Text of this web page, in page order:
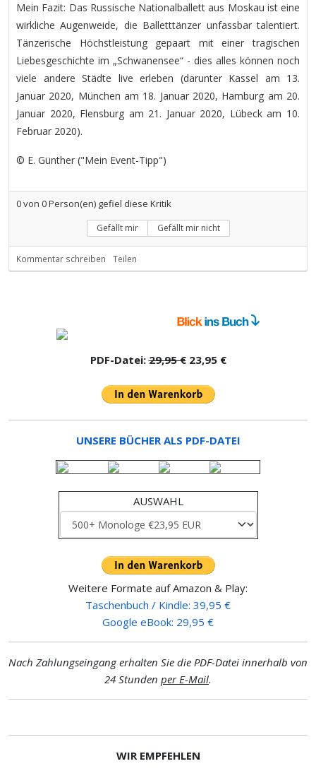
Mein Fazit: Das Russische Nationalballett aus Moskau ist eine
wirkliche Augenweide, die Balletttänzer unfassbar talentiert.
Tänzerische Höchstleistung gepaart mit einer tragischen
Liebesgeschichte im „Schwanensee“ - dies alles können noch
viele andere Städte live erleben (darunter Kassel am 13.
Januar 2020, München am 18. Januar 2020, Hamburg am 20.
Januar 2020, Flensburg am 21. Januar 2020, Lübeck am 10.
Februar 2020).
© E. Günther ("Mein Event-Tipp")
0von 0Person(en) gefiel diese Kritik
Gefällt mir Gefällt mir nicht
Kommentar schreiben Teilen
PDF-Datei:29,95 €23,95 €
UNSERE BÜCHER ALS PDF-DATEI
AUSWAHL
Weitere Formate auf Amazon & Play:
Taschenbuch / Kindle: 39,95 €
Google eBook: 29,95 €
Nach Zahlungseingang erhalten Sie die PDF-Datei innerhalb von
24 Stunden per E-Mail.
WIR EMPFEHLEN